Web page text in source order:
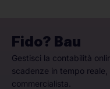
Fido? Bau
Gestisci la contabilità
scadenze in tempo
commercialista.